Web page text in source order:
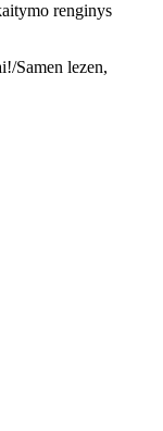
renginys
Samen lezen,